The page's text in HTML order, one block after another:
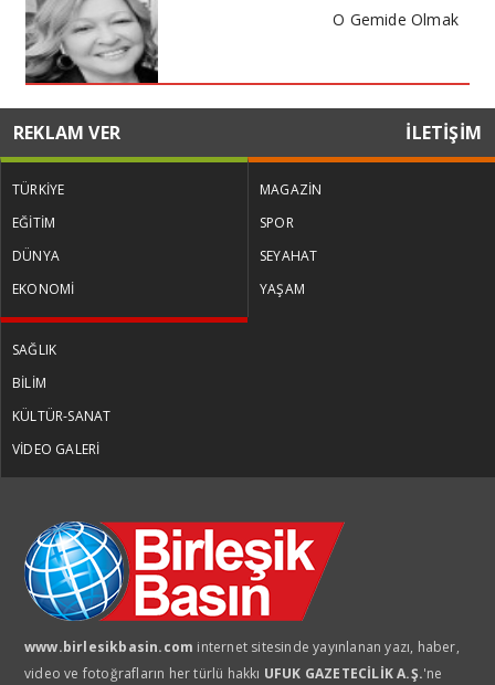
O Gemide Olmak
MUSTAFA DENİZ
Kira kıskacında haneler maliyet
Bütçenin patronu kira oldu
Sessiz çarşılar daralan cüzdanlar
REKLAM VER İLETİŞİM
TÜRKİYE
EĞİTİM
DÜNYA
EKONOMİ
MAGAZİN
SPOR
SEYAHAT
YAŞAM
SAĞLIK
BİLİM
KÜLTÜR-SANAT
VİDEO GALERİ
www.birlesikbasin.com internet sitesinde yayınlanan yazı, haber,
video ve fotoğrafların her türlü hakkı UFUK GAZETECİLİK A.Ş.'ne